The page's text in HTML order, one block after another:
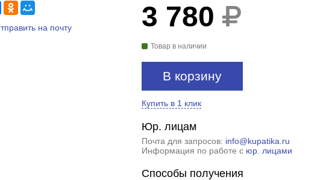
на почту 3 780
Товар в наличии
В корзину
Купить в 1 клик
Юр. лицам
Почта для запросов: info@kupatika.ru
Информация по работе с юр. лицами
Способы получения